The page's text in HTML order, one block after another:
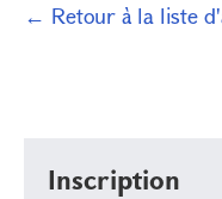
← Retour à la liste
Inscription